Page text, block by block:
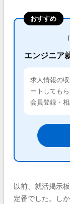
おすすめ
エンジニア
求人情報の
ートしてもら
会員登録・
以前、就活掲示
定番でした。し